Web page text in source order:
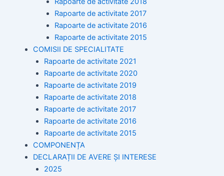
Rapoarte de activitate 2017
Rapoarte de activitate 2016
Rapoarte de activitate 2015
COMISII DE SPECIALITATE
Rapoarte de activitate 2021
Rapoarte de activitate 2020
Rapoarte de activitate 2019
Rapoarte de activitate 2018
Rapoarte de activitate 2017
Rapoarte de activitate 2016
Rapoarte de activitate 2015
COMPONENȚA
DECLARAȚII DE AVERE ȘI INTERESE
2025